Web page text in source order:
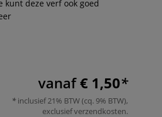
kunt deze verf ook goed
vanaf€ 1,50
inclusief 21% BTW (cq. 9% BTW),
exclusiefverzendkosten.